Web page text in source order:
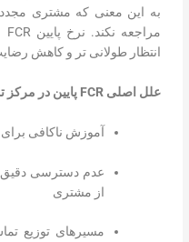
به این معنی که مشتری
انتظار طولانی تر و کاهش
علل اصلیFCR پایین در مرکز
آموزش ناکافی
عدم دسترسی دقیق
از مشتری
مسیرهای توزیع